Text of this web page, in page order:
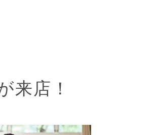
来店！